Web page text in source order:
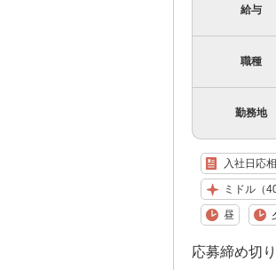
給与
職種
勤務地
入社日応
ミドル（
昼
応募締め切